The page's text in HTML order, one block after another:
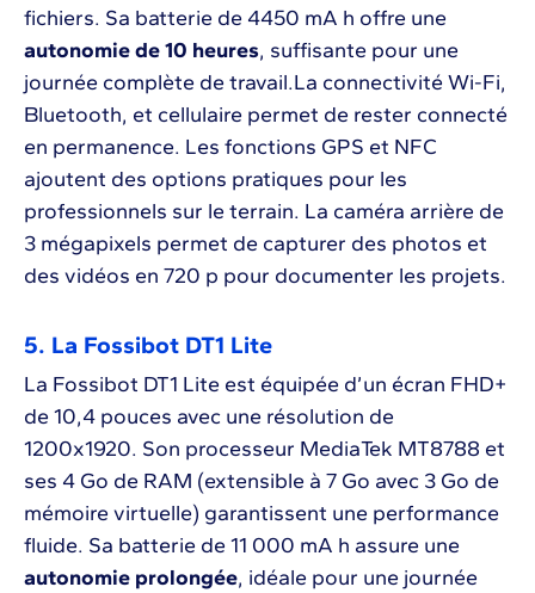
fichiers. Sa batterie de 4450 mA h offre une
autonomie de 10 heures, suffisante pour une
journée complète de travail.La connectivité Wi-Fi,
Bluetooth, et cellulaire permet de rester connecté
en permanence. Les fonctions GPS et NFC
ajoutent des options pratiques pour les
professionnels sur le terrain. La caméra arrière de
3 mégapixels permet de capturer des photos et
des vidéos en 720 p pour documenter les projets.
5. La Fossibot DT1 Lite
La Fossibot DT1 Lite est équipée d’un écran FHD+
de 10,4 pouces avec une résolution de
1200x1920. Son processeur MediaTek MT8788 et
ses 4 Go de RAM (extensible à 7 Go avec 3 Go de
mémoire virtuelle) garantissent une performance
fluide. Sa batterie de 11 000 mA h assure une
autonomie prolongée, idéale pour une journée